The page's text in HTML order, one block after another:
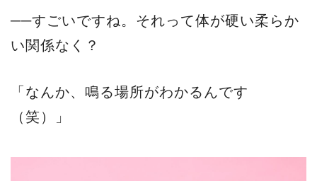
──すごいですね。それって体が硬い柔らか
い関係なく？
「なんか、鳴る場所がわかるんです
（笑）」